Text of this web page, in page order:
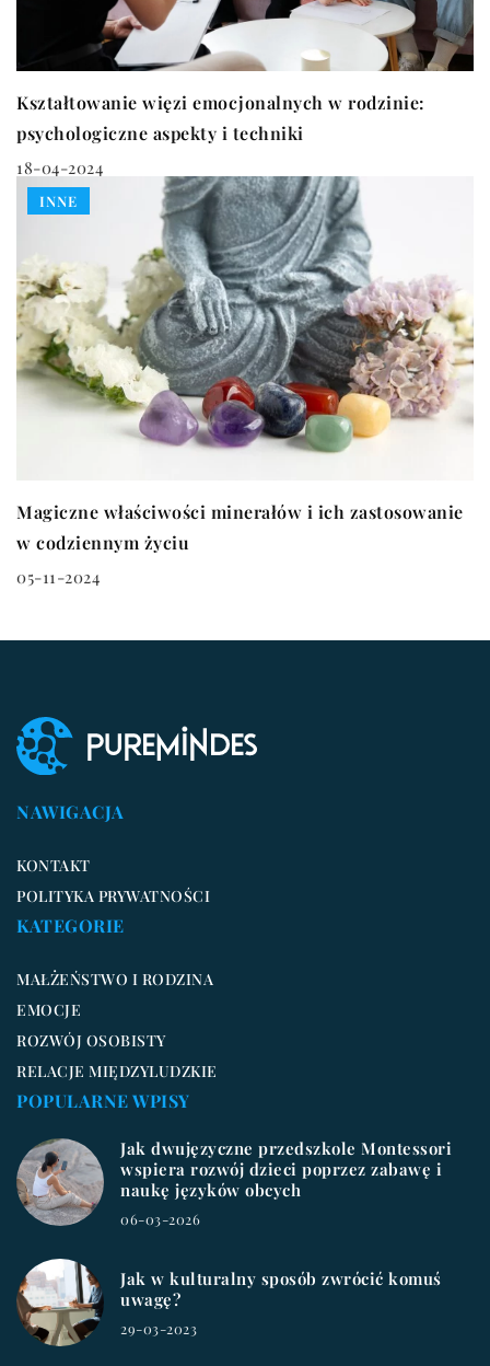
Kształtowanie więzi emocjonalnych w rodzinie:
psychologiczne aspekty i techniki
18-04-2024
INNE
Magiczne właściwości minerałów i ich zastosowanie
w codziennym życiu
05-11-2024
NAWIGACJA
KONTAKT
POLITYKA PRYWATNOŚCI
KATEGORIE
MAŁŻEŃSTWO I RODZINA
EMOCJE
ROZWÓJ OSOBISTY
RELACJE MIĘDZYLUDZKIE
POPULARNE WPISY
Jak dwujęzyczne przedszkole Montessori
wspiera rozwój dzieci poprzez zabawę i
naukę języków obcych
06-03-2026
Jak w kulturalny sposób zwrócić komuś
uwagę?
29-03-2023